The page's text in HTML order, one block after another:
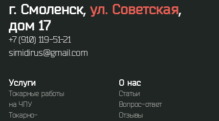
г. Смоленск,ул. Советская,
дом 17
+7 (910) 119-51-21
simidirus@gmail.com
Услуги
Токарные работы
на ЧПУ
Токарно-
О нас
Статьи
Вопрос-ответ
Отзывы